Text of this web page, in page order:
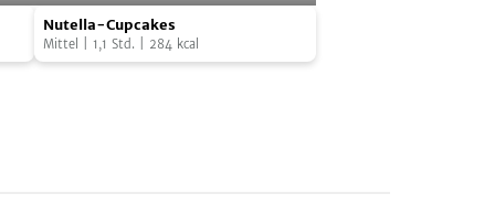
Nutella-
Cupcakes
leckerschmecker Küchenfee
Nutella-Cupcakes
Mittel 1,1 Std. 284 kcal